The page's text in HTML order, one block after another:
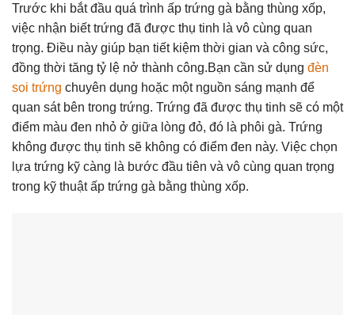
Trước khi bắt đầu quá trình ấp trứng gà bằng thùng xốp,
việc nhận biết trứng đã được thụ tinh là vô cùng quan
trọng. Điều này giúp bạn tiết kiệm thời gian và công sức,
đồng thời tăng tỷ lệ nở thành công.Bạn cần sử dụng đèn
soi trứng chuyên dụng hoặc một nguồn sáng mạnh để
quan sát bên trong trứng. Trứng đã được thụ tinh sẽ có một
điểm màu đen nhỏ ở giữa lòng đỏ, đó là phôi gà. Trứng
không được thụ tinh sẽ không có điểm đen này. Việc chọn
lựa trứng kỹ càng là bước đầu tiên và vô cùng quan trọng
trong kỹ thuật ấp trứng gà bằng thùng xốp.